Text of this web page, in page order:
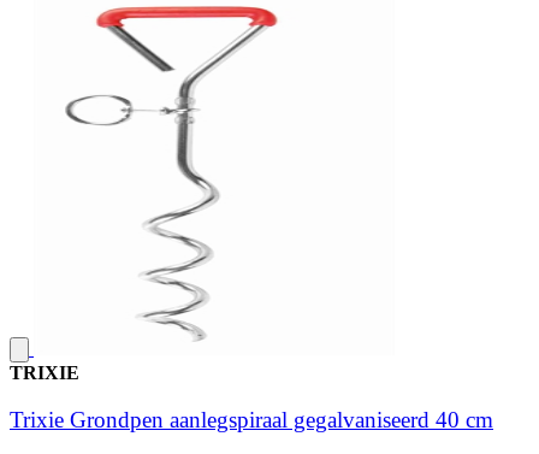
TRIXIE
Trixie Grondpen aanlegspiraal gegalvaniseerd 40 cm